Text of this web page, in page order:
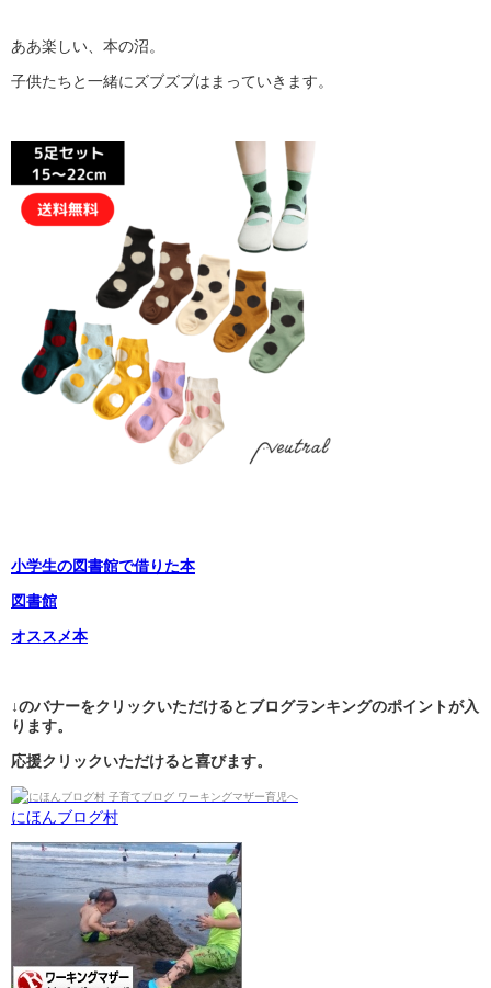
ああ楽しい、本の沼。
子供たちと一緒にズブズブはまっていきます。
小学生の図書館で借りた本
図書館
オススメ本
↓のバナーをクリックいただけるとブログランキングのポイントが入
ります。
応援クリックいただけると喜びます。
にほんブログ村